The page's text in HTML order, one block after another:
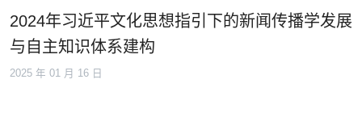
2024年习近平文化思想指引下的新闻传播学发展
与自主知识体系建构
2025 年 01 月 16 日